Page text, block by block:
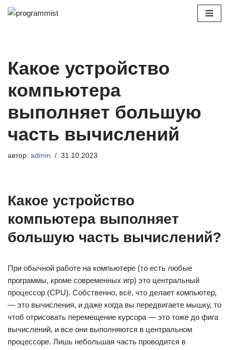
Какое устройство
компьютера
выполняет большую
часть вычислений
автор: admin 31.10.2023
Какое устройство
компьютера выполняет
большую часть вычислений?
При обычной работе на компьютере (то есть любые
программы, кроме современных игр) это центральный
процессор (CPU). Собственно, всё, что делает компьютер,
— это вычисления, и даже когда вы передвигаете мышку, то
чтоб отрисовать перемещение курсора — это тоже до фига
вычислений, и все они выполняются в центральном
процессоре. Лишь небольшая часть проводится в